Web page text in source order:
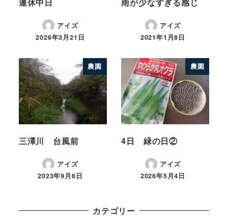
連休中日
アイズ
2026年3月21日
雨が少なすぎる感じ
アイズ
2021年1月8日
農園
三澤川 台風前
アイズ
2023年9月6日
農園
4日 緑の日②
アイズ
2026年5月4日
カテゴリー